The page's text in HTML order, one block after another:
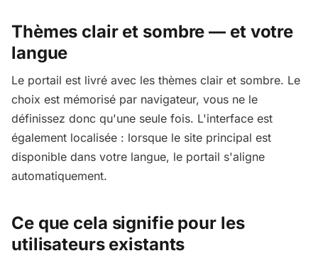
Thèmes clair et sombre — et votre
langue
Le portail est livré avec les thèmes clair et sombre. Le
choix est mémorisé par navigateur, vous ne le
définissez donc qu'une seule fois. L'interface est
également localisée : lorsque le site principal est
disponible dans votre langue, le portail s'aligne
automatiquement.
Ce que cela signifie pour les
utilisateurs existants